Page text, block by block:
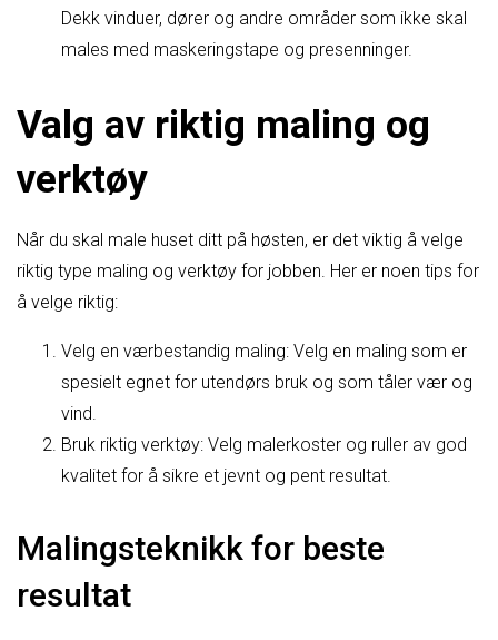
Dekk vinduer, dører og andre områder som ikke skal
males med maskeringstape og presenninger.
Valg av riktig maling og
verktøy
Når du skal male huset ditt på høsten, er det viktig å velge
riktig type maling og verktøy for jobben. Her er noen tips for
å velge riktig:
Velg en værbestandig maling: Velg en maling som er
spesielt egnet for utendørs bruk og som tåler vær og
vind.
Bruk riktig verktøy: Velg malerkoster og ruller av god
kvalitet for å sikre et jevnt og pent resultat.
Malingsteknikk for beste
resultat